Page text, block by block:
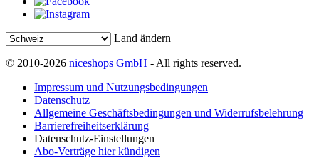
Land ändern
© 2010-2026 niceshops GmbH - All rights reserved.
Impressum und Nutzungsbedingungen
Datenschutz
Allgemeine Geschäftsbedingungen und Widerrufsbelehrung
Barrierefreiheitserklärung
Datenschutz-Einstellungen
Abo-Verträge hier kündigen